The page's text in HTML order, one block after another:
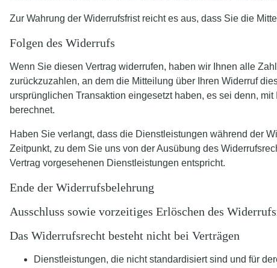
Zur Wahrung der Widerrufsfrist reicht es aus, dass Sie die
Folgen des Widerrufs
Wenn Sie diesen Vertrag widerrufen, haben wir Ihnen alle
zurückzuzahlen, an dem die Mitteilung über Ihren Widerruf
ursprünglichen Transaktion eingesetzt haben, es sei denn,
berechnet.
Haben Sie verlangt, dass die Dienstleistungen während der
Zeitpunkt, zu dem Sie uns von der Ausübung des
Vertrag vorgesehenen Dienstleistungen entspricht.
Ende der Widerrufsbelehrung
Ausschluss sowie vorzeitiges Erlöschen des
Das Widerrufsrecht besteht nicht bei Verträgen
Dienstleistungen, die nicht standardisiert sind und für